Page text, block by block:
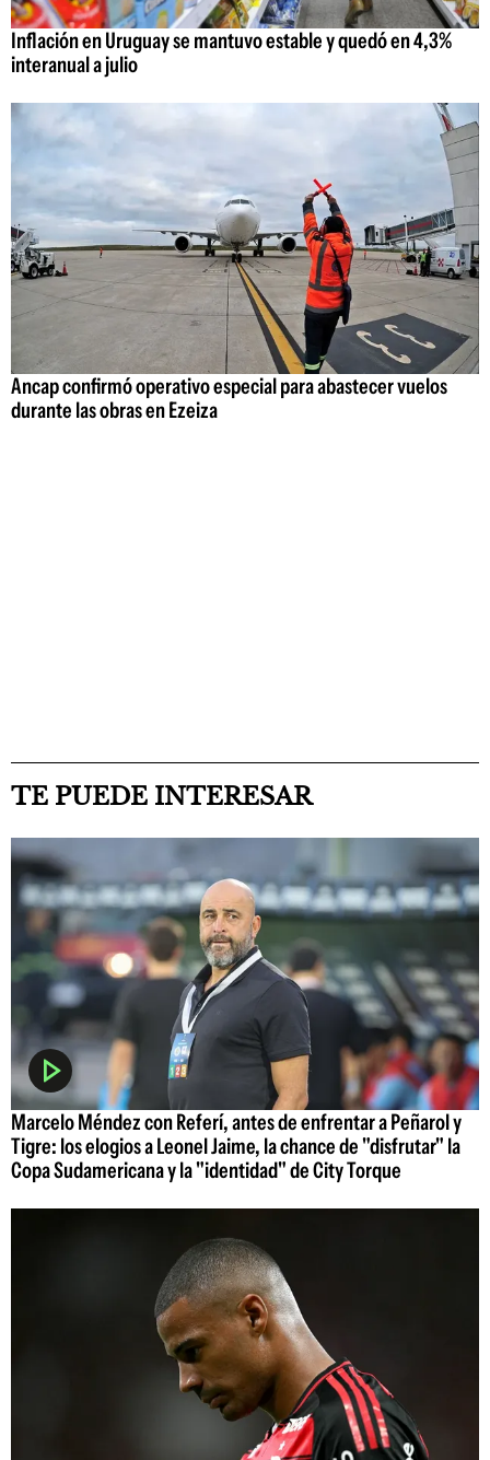
Inflación en Uruguay se mantuvo estable y quedó en 4,3%
interanual a julio
Ancap confirmó operativo especial para abastecer vuelos
durante las obras en Ezeiza
TE PUEDE INTERESAR
Marcelo Méndez con Referí, antes de enfrentar a Peñarol y
Tigre: los elogios a Leonel Jaime, la chance de "disfrutar" la
Copa Sudamericana y la "identidad" de City Torque